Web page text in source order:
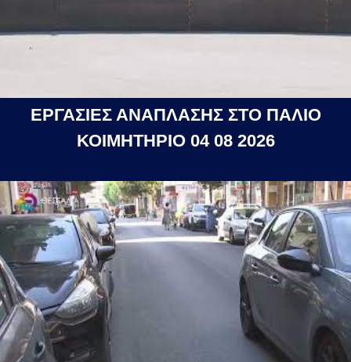
ΕΡΓΑΣΙΕΣ ΑΝΑΠΛΑΣΗΣ ΣΤΟ ΠΑΛΙΟ
ΚΟΙΜΗΤΗΡΙΟ 04 08 2026